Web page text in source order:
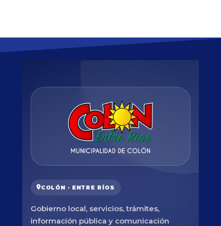
COLÓN · ENTRE RÍOS
Gobierno local, servicios, trámites,
información pública y comunicación